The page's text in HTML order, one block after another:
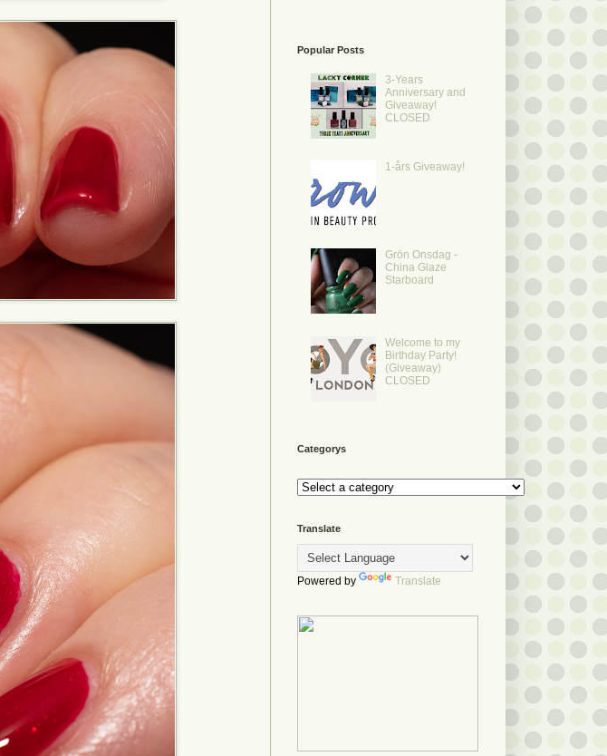
Popular Posts
3-Years
Anniversary and
Giveaway!
CLOSED
1-års Giveaway!
Grön Onsdag -
China Glaze
Starboard
Welcome to my
Birthday Party!
(Giveaway)
CLOSED
Categorys
Translate
Powered by Translate